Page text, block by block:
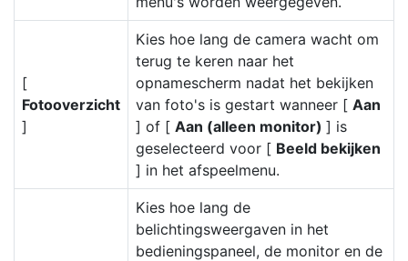
[
Fotooverzicht
]
Kies hoe lang de camera wacht om
terug te keren naar het
opnamescherm nadat het bekijken
van foto's is gestart wanneer [ Aan
] of [ Aan (alleen monitor) ] is
geselecteerd voor [ Beeld bekijken
] in het afspeelmenu.
Kies hoe lang de
belichtingsweergaven in het
bedieningspaneel, de monitor en de